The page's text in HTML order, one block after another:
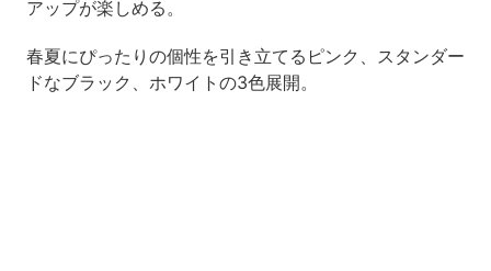
アップが楽しめる。
春夏にぴったりの個性を引き立てるピンク、スタンダー
ドなブラック、ホワイトの3色展開。